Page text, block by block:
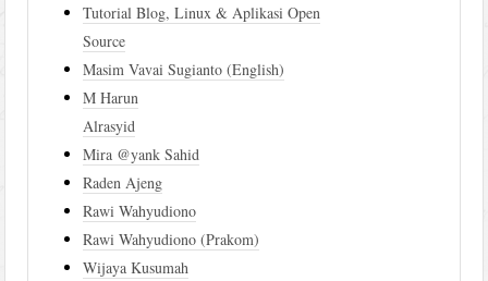
Tutorial Blog, Linux & Aplikasi Open
Source
Masim Vavai Sugianto (English)
M Harun
Alrasyid
Mira @yank Sahid
Raden Ajeng
Rawi Wahyudiono
Rawi Wahyudiono (Prakom)
Wijaya Kusumah